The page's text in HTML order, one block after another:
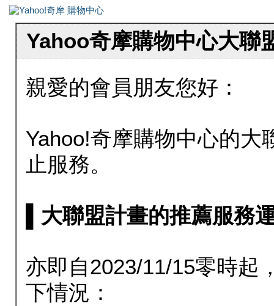
Yahoo奇摩購物中心大聯
親愛的會員朋友您好：
Yahoo!奇摩購物中心的大
止服務。
▌大聯盟計畫的推薦服務
亦即自2023/11/15零時起
下情況：